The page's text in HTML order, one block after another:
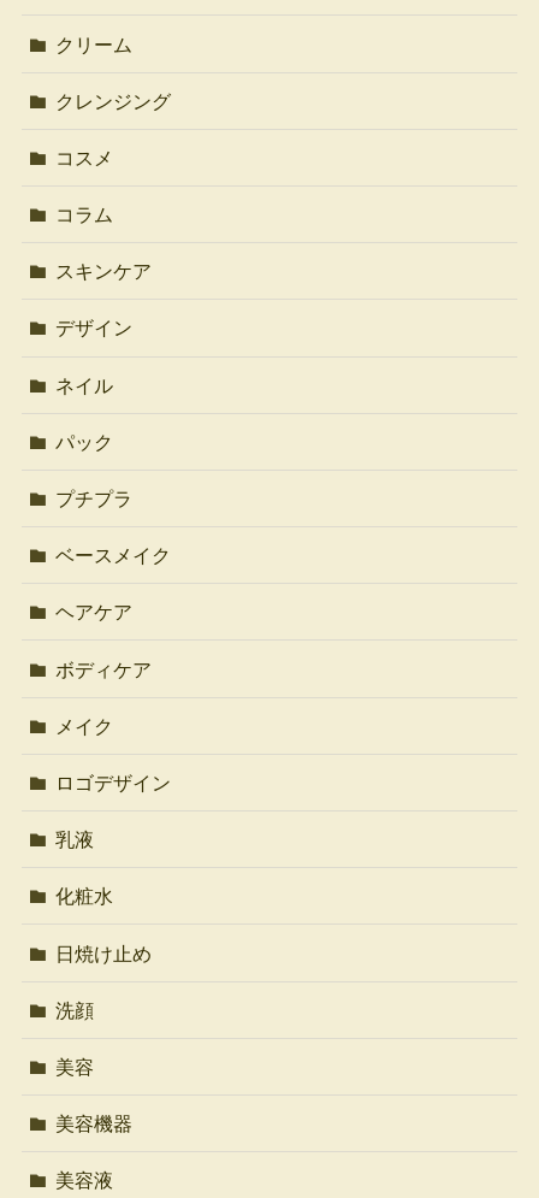
クリーム
クレンジング
コスメ
コラム
スキンケア
デザイン
ネイル
パック
プチプラ
ベースメイク
ヘアケア
ボディケア
メイク
ロゴデザイン
乳液
化粧水
日焼け止め
洗顔
美容
美容機器
美容液